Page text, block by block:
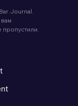
Journal.
пропустили.